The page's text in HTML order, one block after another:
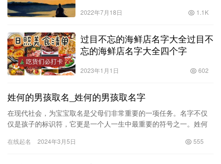
2022年7月18日 1.1K
过目不忘的海鲜店名字大全过目不
忘的海鲜店名字大全四个字
2023年1月1日 602
姓何的男孩取名_姓何的男孩取名字
在现代社会，为宝宝取名是父母们非常重要的一项任务。名字不仅
仅是孩子的标识符，它更是一个人一生中最重要的符号之一。姓何
适的名…
在线起名 2024年3月5日 555